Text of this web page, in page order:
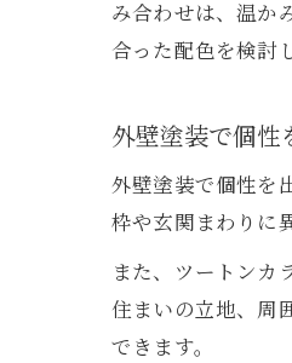
み合わせは、温か
合った配色を検討
外壁塗装で個性
外壁塗装で個性を
枠や玄関まわりに
また、ツートンカ
住まいの立地、周
できます。